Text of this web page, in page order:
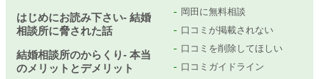
はじめにお読み下さい- 結婚
相談所に脅された話
結婚相談所のからくり- 本当
のメリットとデメリット
岡田に無料相談
口コミが掲載されない
口コミを削除してほしい
口コミガイドライン